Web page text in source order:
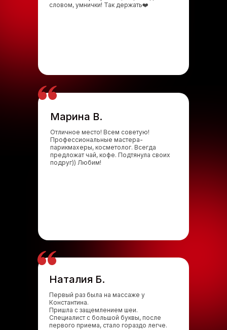
Марина В.
Наталия Б.
словом, умнички! Так держать❤️
Отличное место! Всем советую!
Профессиональные мастера-
парикмахеры, косметолог. Всегда
предложат чай, кофе. Подтянула своих
подруг)) Любим!
Первый раз была на массаже у
Константина.
Пришла с защемлением шеи.
Специалист с большой буквы, после
первого приема, стало гораздо легче.